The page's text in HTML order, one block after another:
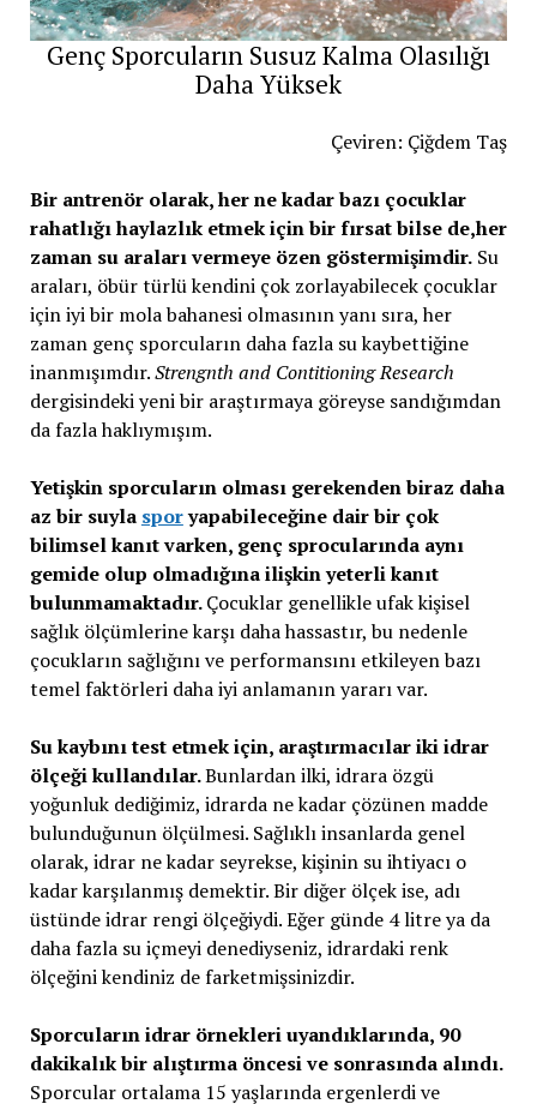
Genç Sporcuların Susuz Kalma Olasılığı
Daha Yüksek
Çeviren: Çiğdem Taş
Bir antrenör olarak, her ne kadar bazı çocuklar
rahatlığı haylazlık etmek için bir fırsat bilse de,her
zaman su araları vermeye özen göstermişimdir.Su
araları, öbür türlü kendini çok zorlayabilecek çocuklar
için iyi bir mola bahanesi olmasının yanı sıra, her
zaman genç sporcuların daha fazla su kaybettiğine
inanmışımdır.Strengnth and Contitioning Research
dergisindeki yeni bir araştırmaya göreyse sandığımdan
da fazla haklıymışım.
Yetişkin sporcuların olması gerekenden biraz daha
az bir suyla sporyapabileceğine dair bir çok
bilimsel kanıt varken, genç sprocularında aynı
gemide olup olmadığına ilişkin yeterli kanıt
bulunmamaktadır.Çocuklar genellikle ufak kişisel
sağlık ölçümlerine karşı daha hassastır, bu nedenle
çocukların sağlığını ve performansını etkileyen bazı
temel faktörleri daha iyi anlamanın yararı var.
Su kaybını test etmek için, araştırmacılar iki idrar
ölçeği kullandılar.Bunlardan ilki, idrara özgü
yoğunluk dediğimiz, idrarda ne kadar çözünen madde
bulunduğunun ölçülmesi. Sağlıklı insanlarda genel
olarak, idrar ne kadar seyrekse, kişinin su ihtiyacı o
kadar karşılanmış demektir. Bir diğer ölçek ise, adı
üstünde idrar rengi ölçeğiydi. Eğer günde 4 litre ya da
daha fazla su içmeyi denediyseniz, idrardaki renk
ölçeğini kendiniz de farketmişsinizdir.
Sporcuların idrar örnekleri uyandıklarında, 90
dakikalık bir alıştırma öncesi ve sonrasında alındı.
Sporcular ortalama 15 yaşlarında ergenlerdi ve